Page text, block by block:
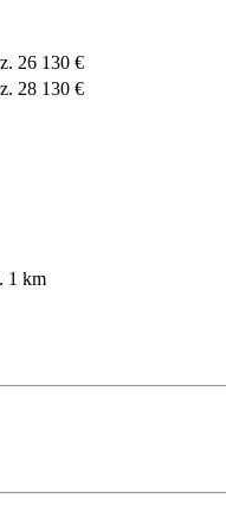
26 130 €
28 130 €
1 km